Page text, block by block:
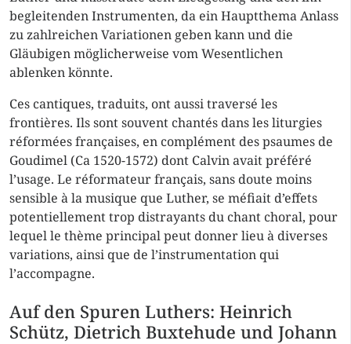
begleitenden Instrumenten, da ein Hauptthema Anlass
zu zahlreichen Variationen geben kann und die
Gläubigen möglicherweise vom Wesentlichen
ablenken könnte.
Ces cantiques, traduits, ont aussi traversé les
frontières. Ils sont souvent chantés dans les liturgies
réformées françaises, en complément des psaumes de
Goudimel (Ca 1520-1572) dont Calvin avait préféré
l’usage. Le réformateur français, sans doute moins
sensible à la musique que Luther, se méfiait d’effets
potentiellement trop distrayants du chant choral, pour
lequel le thème principal peut donner lieu à diverses
variations, ainsi que de l’instrumentation qui
l’accompagne.
Auf den Spuren Luthers: Heinrich
Schütz, Dietrich Buxtehude und Johann